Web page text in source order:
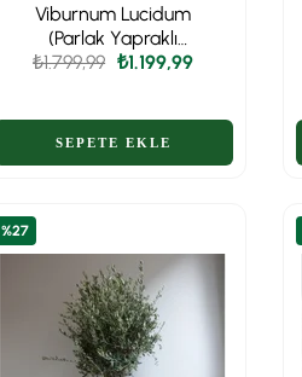
Viburnum Lucidum
(Parlak Yapraklı
Kartopu) – Ekstra
₺1.199,99
₺1.799,99
%27